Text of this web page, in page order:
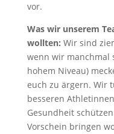
vor.
Was wir unserem
wollten: Wir sind
wenn wir manchmal
hohem Niveau)
euch zu ärgern. Wir
besseren
Gesundheit
Vorschein bringen